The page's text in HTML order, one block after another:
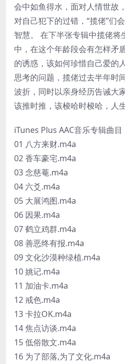
会中如鱼得水，面对人情世故
对自己犯下的过错，“揽佬”们
智慧。 在下半张专辑中揽佬将
中，在这个年龄段会有怎样矛
的诱惑，该如何珍惜自己爱的
思考的问题，揽佬过去半年时
波折，同时以亲身经历告诫大
该推时推，该梭哈时梭哈，人
iTunes Plus AAC音乐专辑曲目
01 八方来财.m4a
02 香车豪宅.m4a
03 念慈菴.m4a
04 六爻.m4a
05 大展鸿图.m4a
06 因果.m4a
07 鹤立鸡群.m4a
08 善恶终有报.m4a
09 文化沙漠种绿植.m4a
10 姚记.m4a
11 加油卡.m4a
12 戒色.m4a
13 卡拉OK.m4a
14 焦点访谈.m4a
15 低俗散文.m4a
16 为了部落,为了文化.m4a